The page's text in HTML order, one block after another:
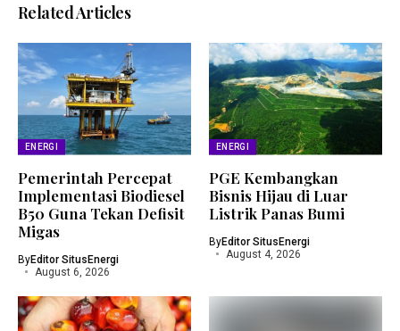
Related Articles
ENERGI
Pemerintah Percepat
Implementasi Biodiesel
B50 Guna Tekan Defisit
Migas
ByEditor SitusEnergi
August 6, 2026
ENERGI
PGE Kembangkan
Bisnis Hijau di Luar
Listrik Panas Bumi
ByEditor SitusEnergi
August 4, 2026